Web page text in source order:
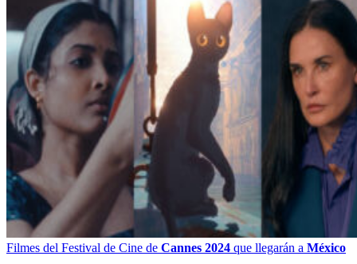
Filmes del Festival de Cine de Cannes 2024 que llegarán a México